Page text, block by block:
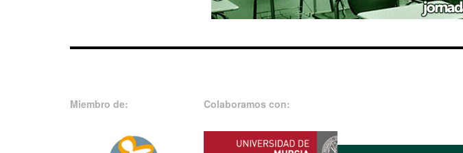
Miembro de: Colaboramos con: